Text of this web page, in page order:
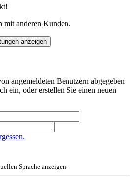
mit anderen Kunden.
anzeigen
angemeldeten Benutzern abgegeben
ein, oder erstellen Sie einen neuen
Sprache anzeigen.